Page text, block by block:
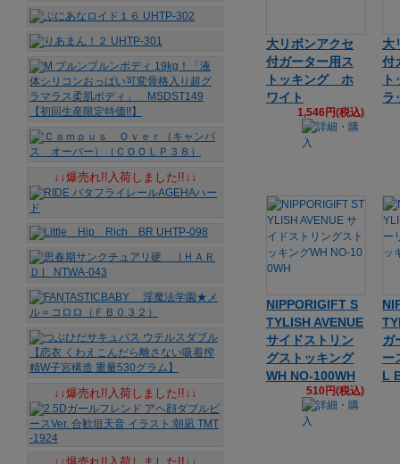
大リボンアクセ
付ガーター用ス
トッキング ホ
ワイト
1,546円(税込)
大
付
ラ
NIPPORIGIFT S
TYLISH AVENUE
サイドストリン
グストッキング
WH NO-100WH
510円(税込)
ガ
ー
L
↓↓爆売れ!!入荷しました!!↓↓
↓↓爆売れ!!入荷しました!!↓↓